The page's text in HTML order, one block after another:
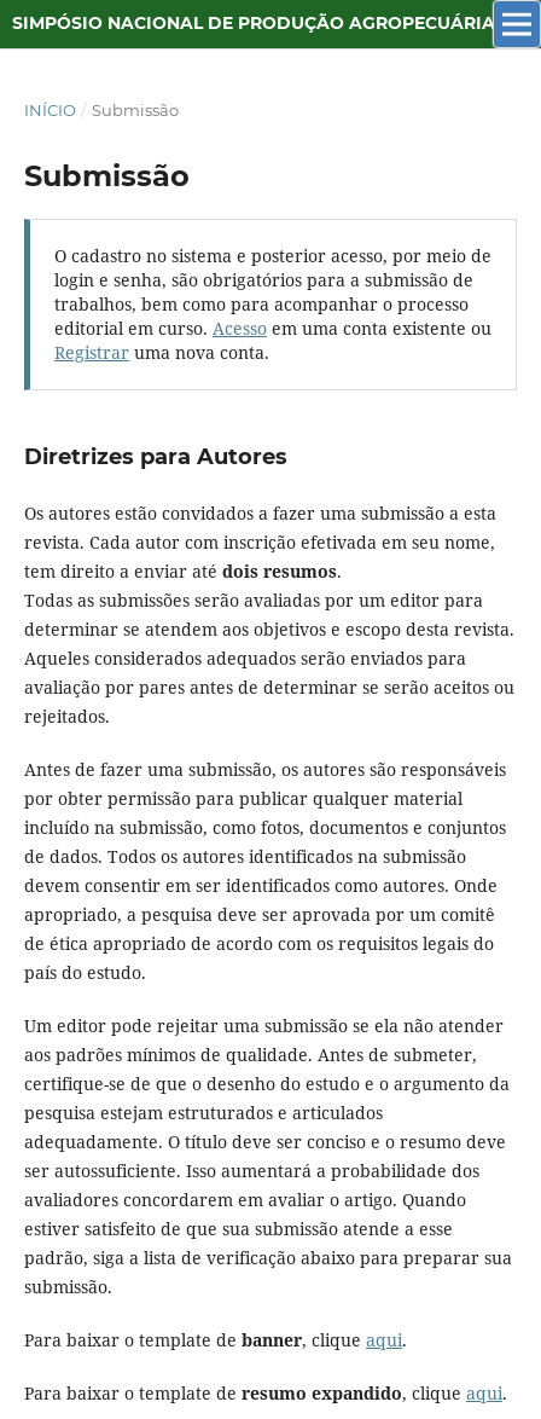
SIMPÓSIO NACIONAL DE PRODUÇÃO AGROPECUÁRIA SUSTENTÁVEL
INÍCIO / Submissão
Submissão
O cadastro no sistema e posterior acesso, por meio de
login e senha, são obrigatórios para a submissão de
trabalhos, bem como para acompanhar o processo
editorial em curso. Acessoem uma conta existente ou
Registraruma nova conta.
Diretrizes para Autores
Os autores estão convidados a fazer uma submissão a esta
revista. Cada autor com inscrição efetivada em seu nome,
tem direito a enviar até dois resumos.
Todas as submissões serão avaliadas por um editor para
determinar se atendem aos objetivos e escopo desta revista.
Aqueles considerados adequados serão enviados para
avaliação por pares antes de determinar se serão aceitos ou
rejeitados.
Antes de fazer uma submissão, os autores são responsáveis
por obter permissão para publicar qualquer material
incluído na submissão, como fotos, documentos e conjuntos
de dados. Todos os autores identificados na submissão
devem consentir em ser identificados como autores. Onde
apropriado, a pesquisa deve ser aprovada por um comitê
de ética apropriado de acordo com os requisitos legais do
país do estudo.
Um editor pode rejeitar uma submissão se ela não atender
aos padrões mínimos de qualidade. Antes de submeter,
certifique-se de que o desenho do estudo e o argumento da
pesquisa estejam estruturados e articulados
adequadamente. O título deve ser conciso e o resumo deve
ser autossuficiente. Isso aumentará a probabilidade dos
avaliadores concordarem em avaliar o artigo. Quando
estiver satisfeito de que sua submissão atende a esse
padrão, siga a lista de verificação abaixo para preparar sua
submissão.
Para baixar o template de banner, clique aqui.
Para baixar o template de resumo expandido, clique aqui.